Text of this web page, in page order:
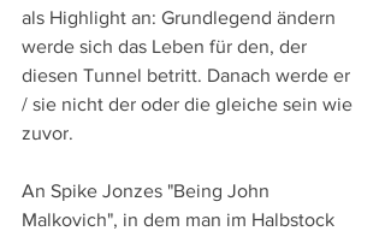
als Highlight an: Grundlegend ändern
werde sich das Leben für den, der
diesen Tunnel betritt. Danach werde er
/ sie nicht der oder die gleiche sein wie
zuvor.
An Spike Jonzes "Being John
Malkovich", in dem man im Halbstock